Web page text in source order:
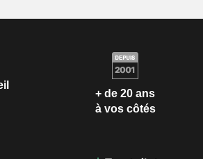
+ de 20 ans
à vos côtés